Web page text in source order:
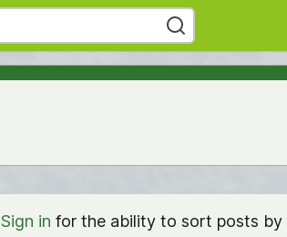
Sign in for the ability to sort posts by